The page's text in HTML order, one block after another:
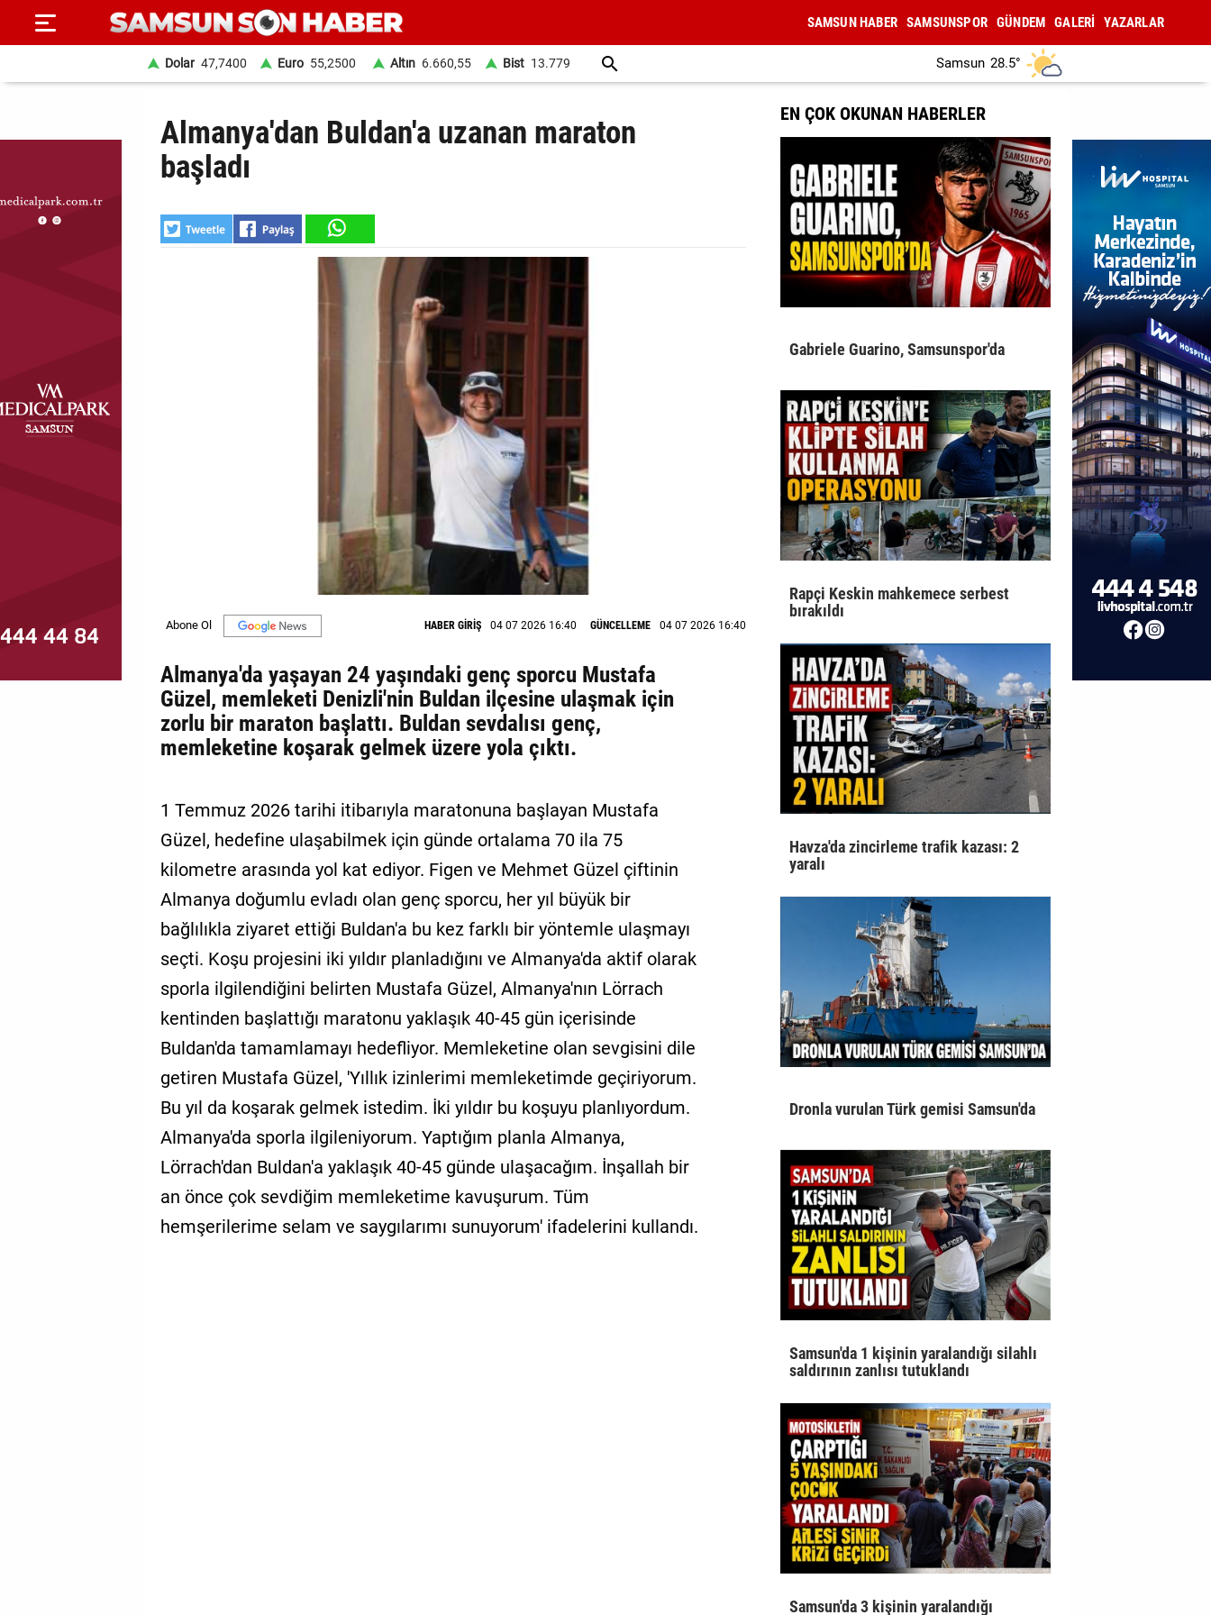
SAYFA
HABER
DÜNYA
MAGAZİN
Künye
İletişim
SAMSUN HABER SAMSUNSPOR GÜNDEM GALERİ YAZARLAR
Dolar 47,7400 Euro 55,2500 Altın 6.660,55 Bist 13.779 Samsun 28.5°
Almanya'dan Buldan'a uzanan maraton
başladı
HABER GİRİŞ 04 07 2026 16:40 GÜNCELLEME 04 07 2026 16:40
Almanya'da yaşayan 24 yaşındaki genç sporcu Mustafa
Güzel, memleketi Denizli'nin Buldan ilçesine ulaşmak için
zorlu bir maraton başlattı. Buldan sevdalısı genç,
memleketine koşarak gelmek üzere yola çıktı.
1 Temmuz 2026 tarihi itibarıyla maratonuna başlayan Mustafa
Güzel, hedefine ulaşabilmek için günde ortalama 70 ila 75
kilometre arasında yol kat ediyor. Figen ve Mehmet Güzel çiftinin
Almanya doğumlu evladı olan genç sporcu, her yıl büyük bir
bağlılıkla ziyaret ettiği Buldan'a bu kez farklı bir yöntemle ulaşmayı
seçti. Koşu projesini iki yıldır planladığını ve Almanya'da aktif olarak
sporla ilgilendiğini belirten Mustafa Güzel, Almanya'nın Lörrach
kentinden başlattığı maratonu yaklaşık 40-45 gün içerisinde
Buldan'da tamamlamayı hedefliyor. Memleketine olan sevgisini dile
getiren Mustafa Güzel, 'Yıllık izinlerimi memleketimde geçiriyorum.
Bu yıl da koşarak gelmek istedim. İki yıldır bu koşuyu planlıyordum.
Almanya'da sporla ilgileniyorum. Yaptığım planla Almanya,
Lörrach'dan Buldan'a yaklaşık 40-45 günde ulaşacağım. İnşallah bir
an önce çok sevdiğim memleketime kavuşurum. Tüm
hemşerilerime selam ve saygılarımı sunuyorum' ifadelerini kullandı.
EN ÇOK OKUNAN HABERLER
Gabriele Guarino, Samsunspor'da
Rapçi Keskin mahkemece serbest
bırakıldı
Havza'da zincirleme trafik kazası: 2
yaralı
Dronla vurulan Türk gemisi Samsun'da
Samsun'da 1 kişinin yaralandığı silahlı
saldırının zanlısı tutuklandı
Samsun'da 3 kişinin yaralandığı